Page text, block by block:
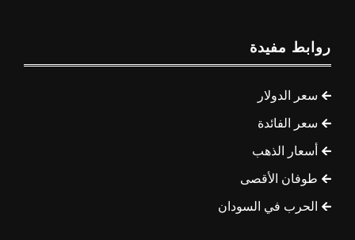
روابط مفيدة
سعر الدولار
سعر الفائدة
أسعار الذهب
طوفان الأقصى
الحرب في السودان